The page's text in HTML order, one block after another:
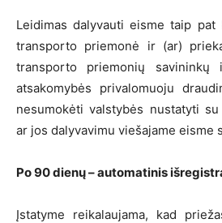
Leidimas dalyvauti eisme taip pat
transporto priemonė ir (ar)
transporto priemonių savininkų
atsakomybės privalomuoju
nesumokėti valstybės nustatyti
ar jos dalyvavimu viešajame eisme
Po 90 dienų – automatinis
Įstatyme reikalaujama, kad